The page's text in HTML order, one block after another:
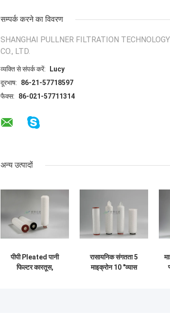
सम्पर्क करने का विवरण
SHANGHAI PULLNER FILTRATION TECHNOLOGY
CO., LTD.
व्यक्ति से संपर्क करें:
Lucy
दूरभाष:
86-21-57718597
फैक्स:
86-021-57711314
अन्य उत्पादों
पीपी Pleated पानी
फिल्टर कारतूस,
रासायनिक संगतता 5
माइक्रोन 10 "व्यास